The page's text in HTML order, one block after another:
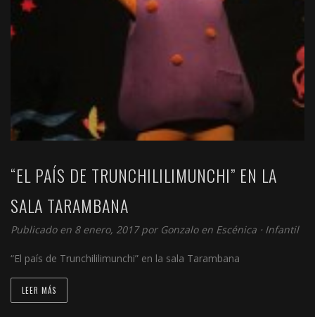
“EL PAÍS DE TRUNCHILILIMUNCHI” EN LA
SALA TARAMBANA
Publicado en 8 enero, 2017 por Gonzalo en Escénica ⋅ Infantil
“El país de Trunchililimunchi” en la sala Tarambana
LEER MÁS